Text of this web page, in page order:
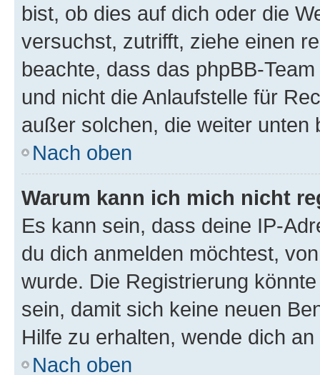
bist, ob dies auf dich oder die
versuchst, zutrifft, ziehe einen
beachte, dass das phpBB-
und nicht die Anlaufstelle für
außer solchen, die weiter unten
Nach oben
Warum kann ich mich nicht
Es kann sein, dass deine IP-
du dich anmelden möchtest,
wurde. Die Registrierung
sein, damit sich keine neuen
Hilfe zu erhalten, wende dich
Nach oben